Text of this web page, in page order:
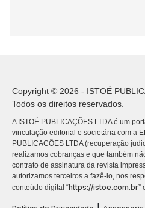
Copyright © 2026 - ISTOÉ
Todos os direitos reservados.
A ISTOÉ PUBLICAÇÕES LTDA é um
vinculação editorial e societária com a
PUBLICACÕES LTDA (recuperação
realizamos cobranças e que também
contrato de assinatura da revista
autorizamos terceiros a fazê-lo, nos
conteúdo digital “https://istoe.com.br”